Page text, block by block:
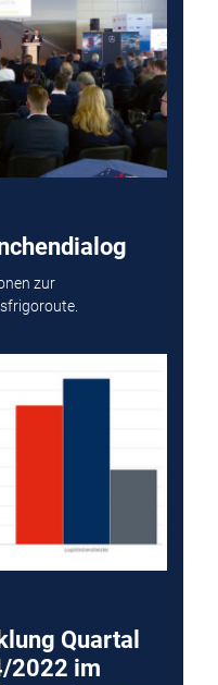
zur
Quartal
2022 im